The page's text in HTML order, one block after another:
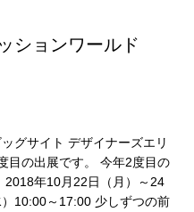
ションワールド
グサイト デザイナーズエリ
の出展です。 今年2度目の
2018年10月22日（月）～24
）10:00～17:00 少しずつの前